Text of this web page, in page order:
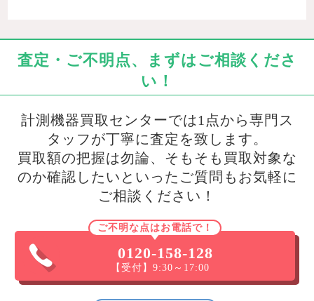
査定・ご不明点、まずはご相談くださ
い！
計測機器買取センターでは1点から専門ス
タッフが丁寧に査定を致します。
買取額の把握は勿論、そもそも買取対象な
のか確認したいといったご質問もお気軽に
ご相談ください！
ご不明な点はお電話で！
0120-158-128
【受付】9:30～17:00